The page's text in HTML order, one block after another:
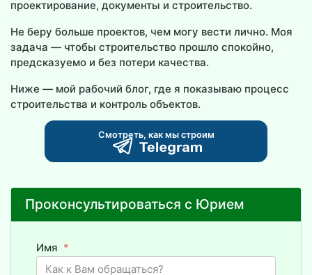
проектирование, документы и строительство.
Не беру больше проектов, чем могу вести лично. Моя
задача — чтобы строительство прошло спокойно,
предсказуемо и без потери качества.
Ниже — мой рабочий блог, где я показываю процесс
строительства и контроль объектов.
Смотреть, как мы строим
Проконсультироваться с Юрием
Имя